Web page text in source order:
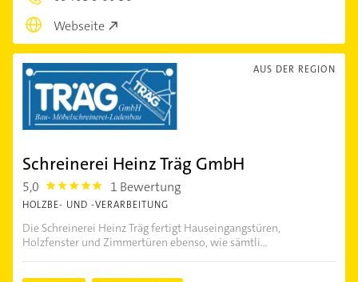
Webseite
AUS DER REGION
Schreinerei Heinz Träg GmbH
5,0 5.0 1 Bewertung
HOLZBE- UND -VERARBEITUNG
Die Schreinerei Heinz Träg fertigt Hauseingangstüren,
Holzfenster und Zimmertüren ebenso, wie sämtli...